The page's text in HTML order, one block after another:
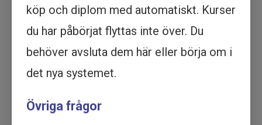
Insulin - subkutan injektion -
Utbildning online
VÅRD OCH OMSORG | 11
MINUTER
Beskrivning
köp och diplom med automatiskt. Kurser
du har påbörjat flyttas inte över. Du
behöver avsluta dem här eller börja om i
det nya systemet.
Övriga frågor